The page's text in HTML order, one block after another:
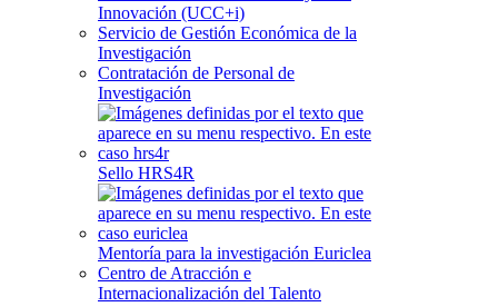
Innovación (UCC+i)
Servicio de Gestión Económica de la
Investigación
Contratación de Personal de
Investigación
Sello HRS4R
Mentoría para la investigación Euriclea
Centro de Atracción e
Internacionalización del Talento